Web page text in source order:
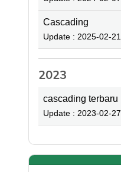
Cascading
Update : 2025-02-21
2023
cascading terbaru
Update : 2023-02-27